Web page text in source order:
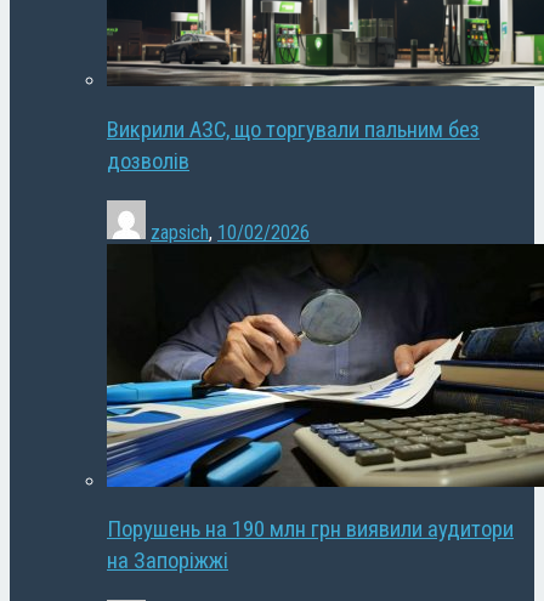
Викрили АЗС, що торгували пальним без
дозволів
zapsich, 10/02/2026
Порушень на 190 млн грн виявили аудитори
на Запоріжжі